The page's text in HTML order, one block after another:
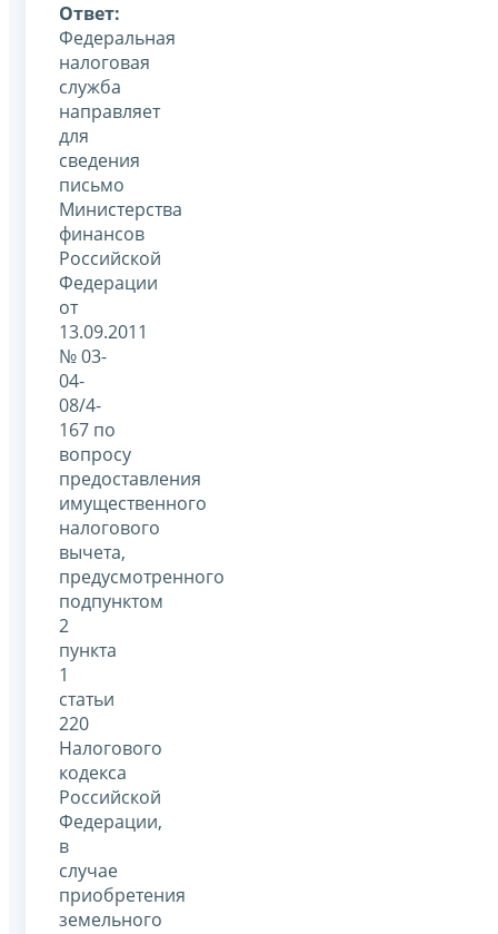
Ответ:
Федеральная
налоговая
служба
направляет
для
сведения
письмо
Министерства
финансов
Российской
Федерации
от
13.09.2011
№ 03-
04-
08/4-
167 по
вопросу
предоставления
имущественного
налогового
вычета,
предусмотренного
подпунктом
2
пункта
1
статьи
220
Налогового
кодекса
Российской
Федерации,
в
случае
приобретения
земельного